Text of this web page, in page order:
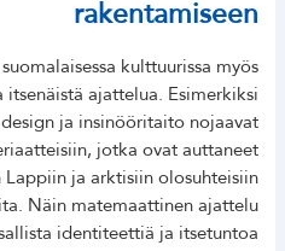
rakentamiseen
kulttuurissa myös
ajattelua. Esimerkiksi
ja insinööritaito nojaavat
jotka ovat auttaneet
ja arktisiin olosuhteisiin
Näin matemaattinen ajattelu
identiteettiä ja itsetuntoa.